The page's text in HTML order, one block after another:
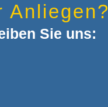
Anliegen?
Sie uns: